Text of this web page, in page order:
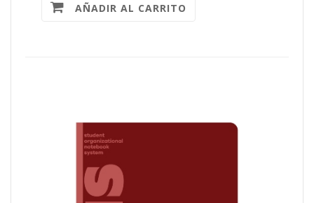
AÑADIR AL CARRITO